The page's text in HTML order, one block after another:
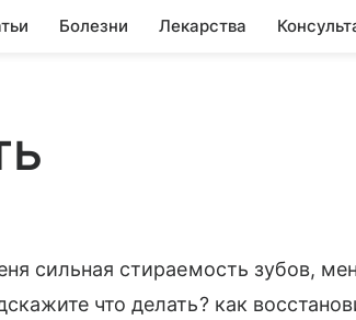
Болезни Лекарства
сильная стираемость зубов,
что делать? как